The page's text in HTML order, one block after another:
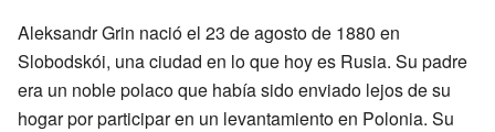
Aleksandr Grin nació el 23 de agosto de 1880 en
Slobodskói, una ciudad en lo que hoy es Rusia. Su padre
era un noble polaco que había sido enviado lejos de su
hogar por participar en un levantamiento en Polonia. Su